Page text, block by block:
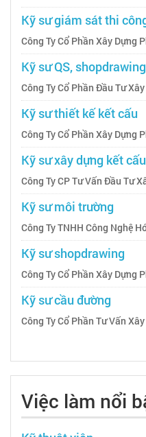
Kỹ sư giám sát thi
Công Ty Cổ Phần Xây Dựng
Kỹ sư QS, shopdrawing
Công Ty Cổ Phần Đầu Tư
Kỹ sư thiết kế kết cấu
Công Ty Cổ Phần Xây Dựng
Kỹ sư xây dựng kết
Công Ty CP Tư Vấn Đầu Tư
Kỹ sư môi trường
Công Ty TNHH Công Nghệ
Kỹ sư shopdrawing
Công Ty Cổ Phần Xây Dựng
Kỹ sư cầu đường
Công Ty Cổ Phần Tư Vấn
Việc làm nổi